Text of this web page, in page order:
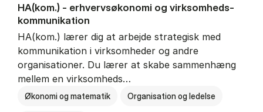
HA(kom.) - erhvervs­økonomi og virksomheds­
kommunikation
HA(kom.) lærer dig at arbejde strategisk med
kommunikation i virksomheder og andre
organisationer. Du lærer at skabe sammenhæng
mellem en virksomheds…
Økonomi og matematik Organisation og ledelse